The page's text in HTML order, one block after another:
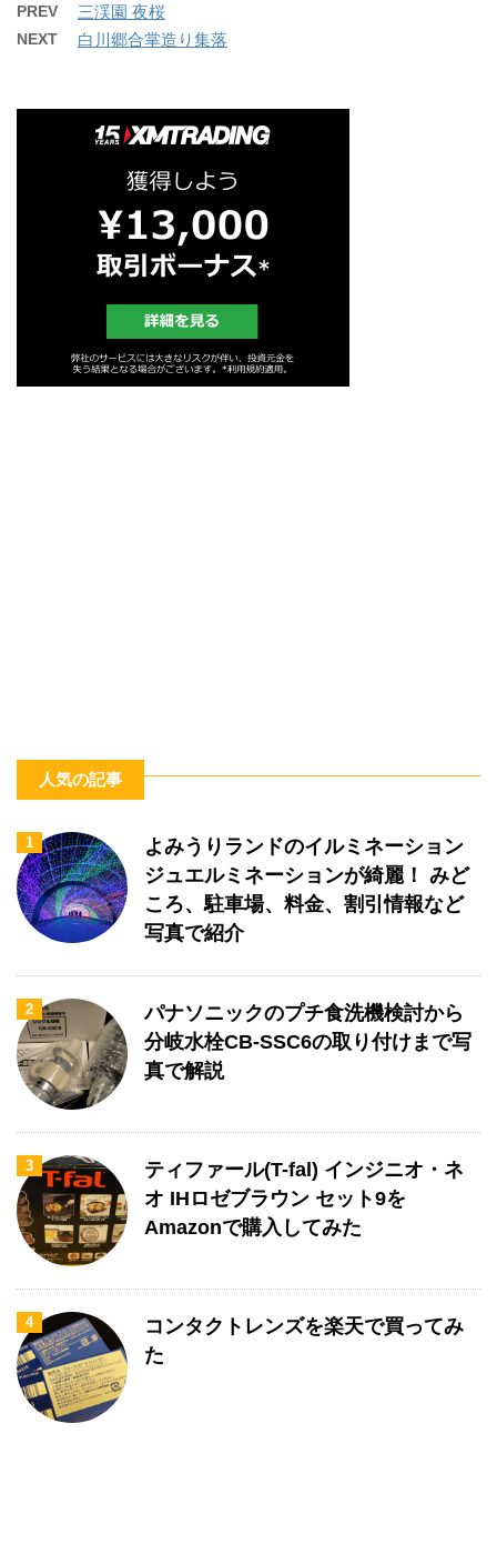
PREV 三渓園 夜桜
NEXT 白川郷合掌造り集落
人気の記事
1
よみうりランドのイルミネーション
ジュエルミネーションが綺麗！ みど
ころ、駐車場、料金、割引情報など
写真で紹介
2
パナソニックのプチ食洗機検討から
分岐水栓CB-SSC6の取り付けまで写
真で解説
3
ティファール(T-fal) インジニオ・ネ
オ IHロゼブラウン セット9を
Amazonで購入してみた
4
コンタクトレンズを楽天で買ってみ
た